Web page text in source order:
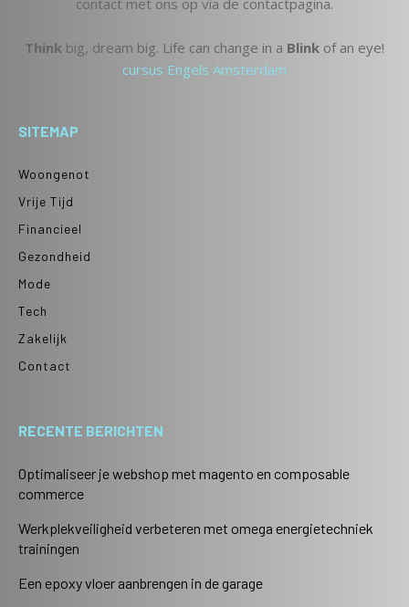
Think big, dream big. Life can change in a Blink of an eye!
cursus Engels Amsterdam
SITEMAP
Woongenot
Vrije Tijd
Financieel
Gezondheid
Mode
Tech
Zakelijk
Contact
RECENTE BERICHTEN
Optimaliseer je webshop met magento en composable
commerce
Werkplekveiligheid verbeteren met omega energietechniek
trainingen
Een epoxy vloer aanbrengen in de garage